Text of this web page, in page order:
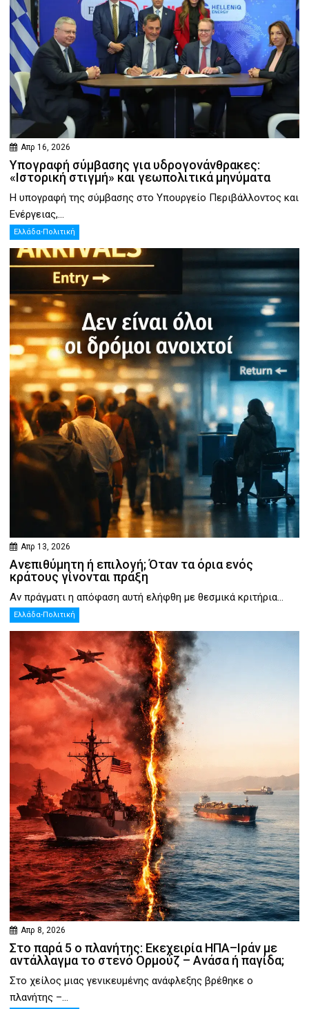
Απρ 16, 2026
Υπογραφή σύμβασης για υδρογονάνθρακες:
«Ιστορική στιγμή» και γεωπολιτικά μηνύματα
Η υπογραφή της σύμβασης στο Υπουργείο Περιβάλλοντος και
Ενέργειας,...
Ελλάδα-Πολιτική
Απρ 13, 2026
Ανεπιθύμητη ή επιλογή; Όταν τα όρια ενός
κράτους γίνονται πράξη
Αν πράγματι η απόφαση αυτή ελήφθη με θεσμικά κριτήρια...
Ελλάδα-Πολιτική
Απρ 8, 2026
Στο παρά 5 ο πλανήτης: Εκεχειρία ΗΠΑ–Ιράν με
αντάλλαγμα το στενό Ορμούζ – Ανάσα ή παγίδα;
Στο χείλος μιας γενικευμένης ανάφλεξης βρέθηκε ο
πλανήτης –...